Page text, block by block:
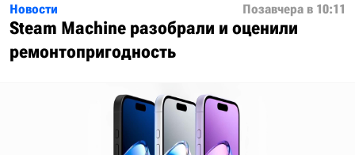
Новости Позавчера в 10:11
Steam Machine разобрали и оценили
ремонтопригодность